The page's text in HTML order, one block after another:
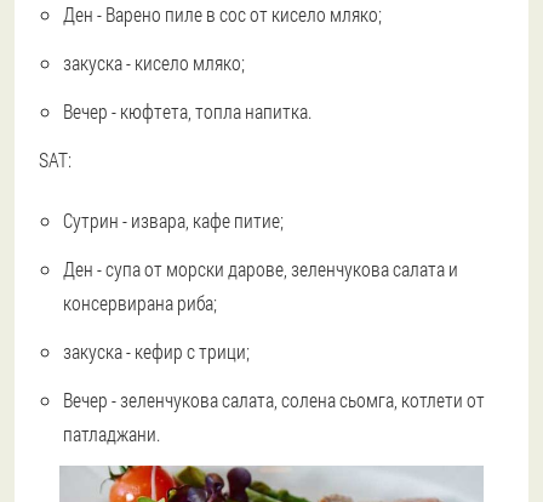
Ден - Варено пиле в сос от кисело мляко;
закуска - кисело мляко;
Вечер - кюфтета, топла напитка.
SAT:
Сутрин - извара, кафе питие;
Ден - супа от морски дарове, зеленчукова салата и
консервирана риба;
закуска - кефир с трици;
Вечер - зеленчукова салата, солена сьомга, котлети от
патладжани.